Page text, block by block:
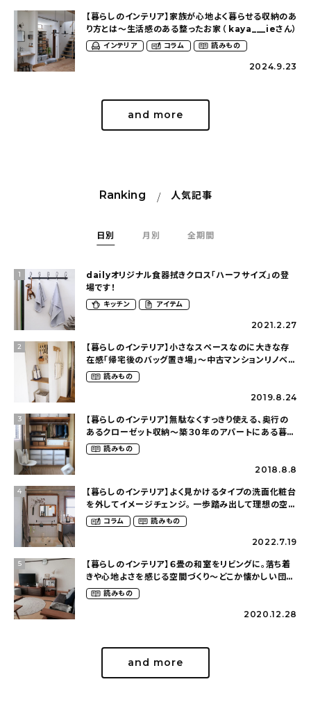
【暮らしのインテリア】家族が心地よく暮らせる収納のあ
り方とは〜生活感のある整ったお家（ kaya___ieさん）
インテリア コラム 読みもの
2024.9.23
and more
Ranking 人気記事
日別 月別 全期間
1
dailyオリジナル食器拭きクロス「ハーフサイズ」の登
場です！
キッチン アイテム
2021.2.27
2
【暮らしのインテリア】小さなスペースなのに大きな存
在感「帰宅後のバッグ置き場」～中古マンションリノベー
ションで叶えたコダワリの暮らし（cocoyuko___さ
ん）
読みもの
2019.8.24
3
【暮らしのインテリア】無駄なくすっきり使える、奥行の
あるクローゼット収納〜築３０年のアパートにある暮ら
し（mari_ppe_さん）
読みもの
2018.8.8
4
【暮らしのインテリア】よく見かけるタイプの洗面化粧台
を外してイメージチェンジ。 一歩踏み出して理想の空間
へ〜築１２年の建売住宅をDIYする暮らし
（asasa0509さん）
コラム 読みもの
2022.7.19
5
【暮らしのインテリア】６畳の和室をリビングに。落ち着
きや心地よさを感じる空間づくり〜どこか懐かしい団地
暮らし（fumi4511さん）
読みもの
2020.12.28
and more